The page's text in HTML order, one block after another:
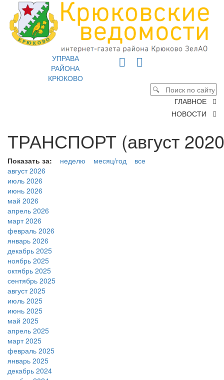
УПРАВА
РАЙОНА
КРЮКОВО
ГЛАВНОЕ
НОВОСТИ
ТРАНСПОРТ (август
Показать за: неделю месяц/год
все
август 2026
июль 2026
июнь 2026
май 2026
апрель 2026
март 2026
февраль 2026
январь 2026
декабрь 2025
ноябрь 2025
октябрь 2025
сентябрь 2025
август 2025
июль 2025
июнь 2025
май 2025
апрель 2025
март 2025
февраль 2025
январь 2025
декабрь 2024